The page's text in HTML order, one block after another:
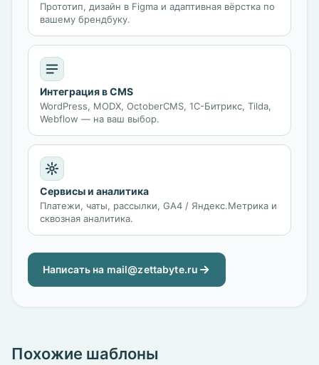
Прототип, дизайн в Figma и адаптивная вёрстка по
вашему брендбуку.
Интеграция в CMS
WordPress, MODX, OctoberCMS, 1С-Битрикс, Tilda,
Webflow — на ваш выбор.
Сервисы и аналитика
Платежи, чаты, рассылки, GA4 / Яндекс.Метрика и
сквозная аналитика.
Написать на mail@zettabyte.ru
Похожие шаблоны